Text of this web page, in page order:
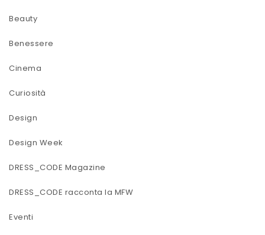
Beauty
Benessere
Cinema
Curiosità
Design
Design Week
DRESS_CODE Magazine
DRESS_CODE racconta la MFW
Eventi